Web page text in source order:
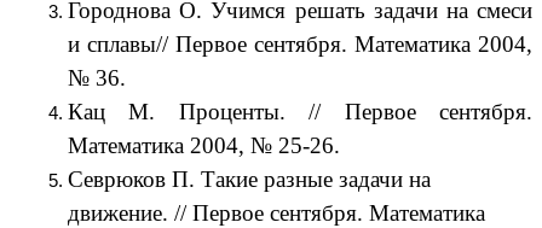
Городнова О. Учимся решать задачи на смеси
и сплавы// Первое сентября. Математика 2004,
№ 36.
Кац М. Проценты. // Первое сентября.
Математика 2004, № 25-26.
Севрюков П. Такие разные задачи на
движение. // Первое сентября. Математика